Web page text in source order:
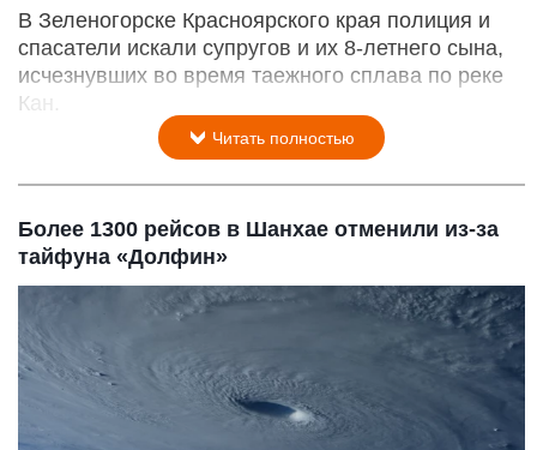
В Зеленогорске Красноярского края полиция и
спасатели искали супругов и их 8-летнего сына,
исчезнувших во время таежного сплава по реке
Кан.
Читать полностью
Более 1300 рейсов в Шанхае отменили из-за
тайфуна «Долфин»